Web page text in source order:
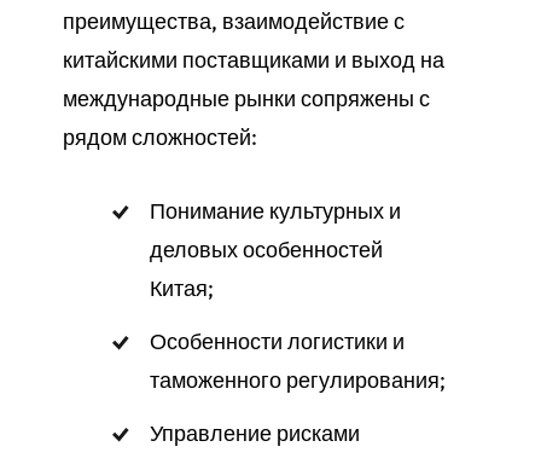
преимущества, взаимодействие с
китайскими поставщиками и выход на
международные рынки сопряжены с
рядом сложностей:
Понимание культурных и
деловых особенностей
Китая;
Особенности логистики и
таможенного регулирования;
Управление рисками